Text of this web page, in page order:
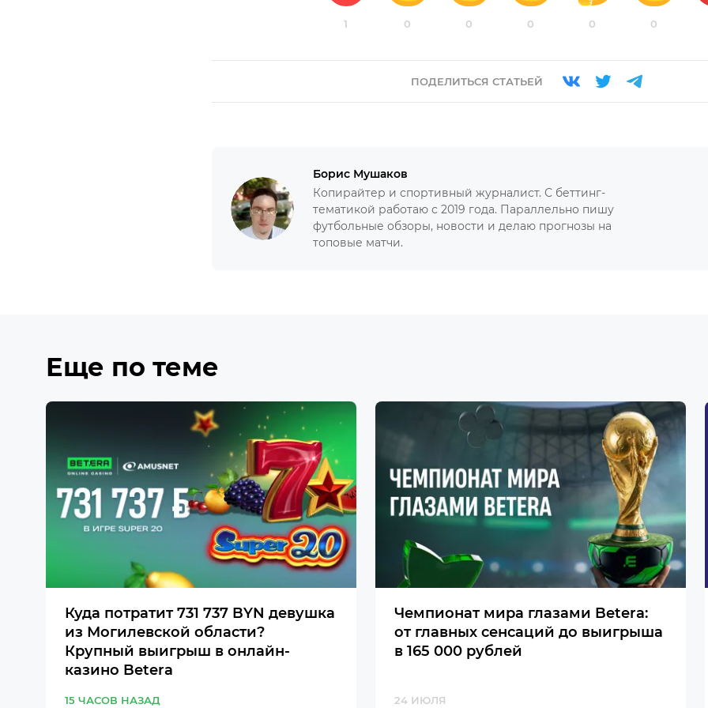
1 0 0 0 0 0
ПОДЕЛИТЬСЯ СТАТЬЕЙ
Борис Мушаков
Копирайтер и спортивный журналист. С беттинг-
тематикой работаю с 2019 года. Параллельно пишу
футбольные обзоры, новости и делаю прогнозы на
топовые матчи.
Еще по теме
Куда потратит 731 737 BYN девушка
из Могилевской области?
Крупный выигрыш в онлайн-
казино Betera
15 ЧАСОВ НАЗАД
Чемпионат мира глазами Betera:
от главных сенсаций до выигрыша
в 165 000 рублей
24 ИЮЛЯ